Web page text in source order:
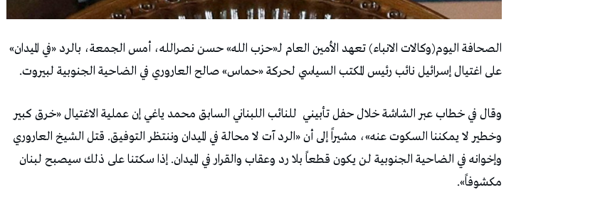
الصحافة اليوم(وكالات الانباء) تعهد الأمين العام لـ«حزب الله» حسن نصرالله، أمس الجمعة، بالرد «في الميدان»
على اغتيال إسرائيل نائب رئيس المكتب السياسي لحركة «حماس» صالح العاروري في الضاحية الجنوبية لبيروت.
وقال في خطاب عبر الشاشة خلال حفل تأبيني للنائب اللبناني السابق محمد ياغي إن عملية الاغتيال «خرق كبير
وخطير لا يمكننا السكوت عنه»، مشيراً إلى أن «الرد آت لا محالة في الميدان وننتظر التوفيق. قتل الشيخ العاروري
وإخوانه في الضاحية الجنوبية لن يكون قطعاً بلا رد وعقاب والقرار في الميدان. إذا سكتنا على ذلك سيصبح لبنان
مكشوفاً».